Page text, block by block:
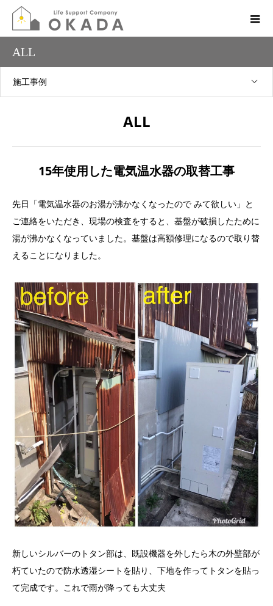
ALL
施工事例
ALL
15年使用した電気温水器の取替工事
先日「電気温水器のお湯が沸かなくなったので みて欲しい」と
ご連絡をいただき、現場の検査をすると、基盤が破損したために
湯が沸かなくなっていました。基盤は高額修理になるので取り替
えることになりました。
新しいシルバーのトタン部は、既設機器を外したら木の外壁部が
朽ていたので防水透湿シートを貼り、下地を作ってトタンを貼っ
て完成です。これで雨が降っても大丈夫